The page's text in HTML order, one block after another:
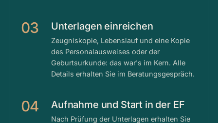
03 Unterlagen einreichen
Zeugniskopie, Lebenslauf und eine Kopie
des Personalausweises oder der
Geburtsurkunde: das war's im Kern. Alle
Details erhalten Sie im Beratungsgespräch.
04 Aufnahme und Start in der EF
Nach Prüfung der Unterlagen erhalten Sie